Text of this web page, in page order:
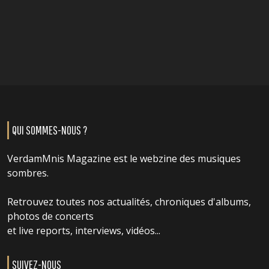
QUI SOMMES-NOUS ?
VerdamMnis Magazine est le webzine des musiques
sombres.
Retrouvez toutes nos actualités, chroniques d'albums,
photos de concerts
et live reports, interviews, vidéos...
SUIVEZ-NOUS